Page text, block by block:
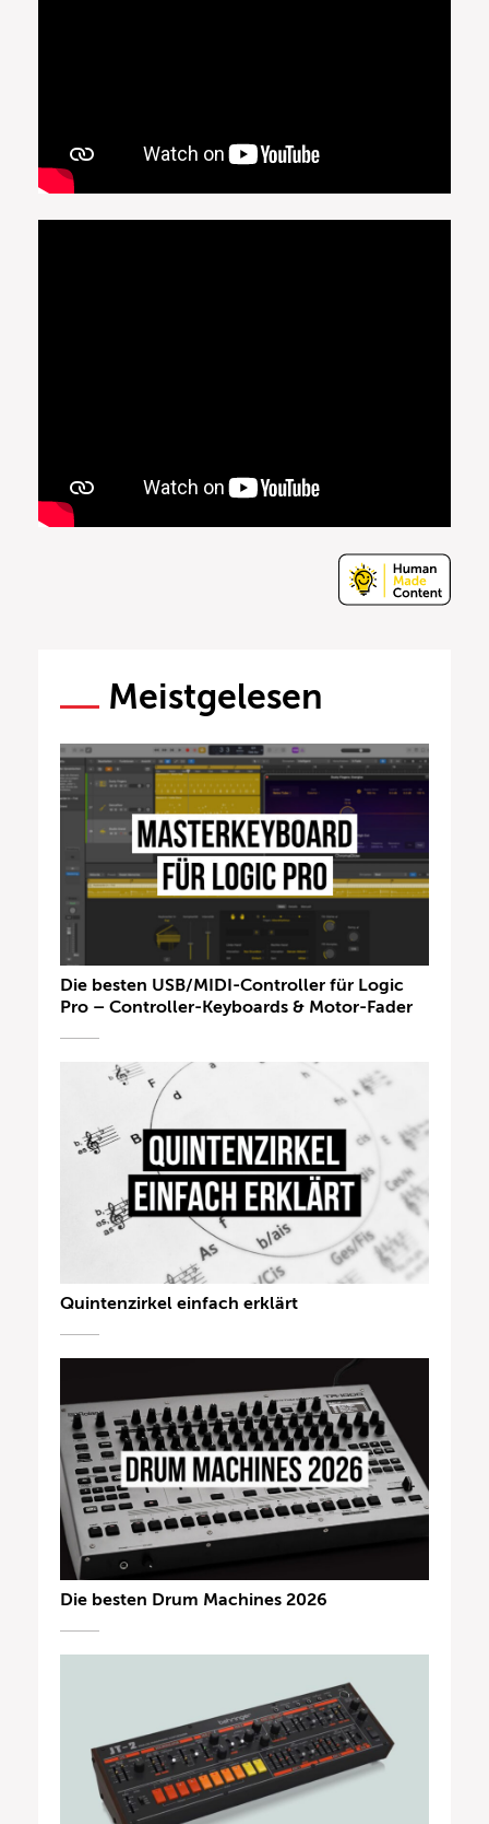
Meistgelesen
Die besten USB/MIDI-Controller für Logic
Pro – Controller-Keyboards & Motor-Fader
Quintenzirkel einfach erklärt
Die besten Drum Machines 2026